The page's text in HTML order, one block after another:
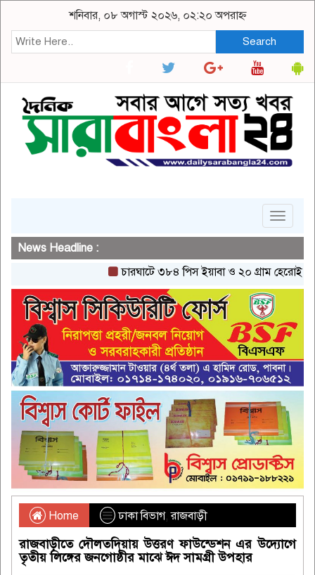
শনিবার, ০৮ অগাস্ট ২০২৬, ০২:২০ অপরাহ্ন
Search
Toggle
News Headline :
চারঘাটে ৩৮৪ পিস ইয়াবা ও ২০ গ্রাম হেরোইনসহ
Home ঢাকা বিভাগ,রাজবাড়ী
রাজবাড়ীতে দৌলতদিয়ায় উত্তরণ ফাউন্ডেশন এর উদ্যোগে
তৃতীয় লিঙ্গের জনগোষ্ঠীর মাঝে ঈদ সামগ্রী উপহার